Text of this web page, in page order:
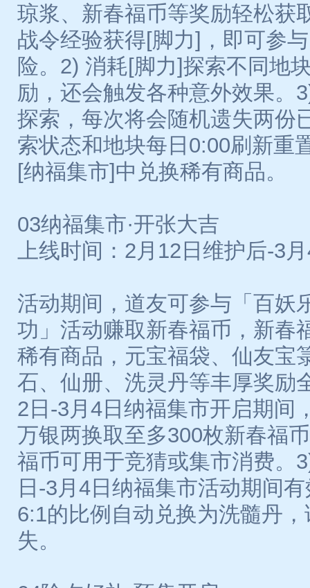
琼浆、新春福币等奖励轻松获
战令经验获得[脚力]，即可参
险。2) 消耗[脚力]探索不同地
励，还会触发各种意外效果。
探索，每次将会随机遗失两份
索状态和地块每日0:00刷新重
[纳福集市]中兑换稀有商品。
03纳福集市·开张大吉
上线时间：2月12日维护后-3
活动期间，道友可参与「百妖
功」活动赚取新春福币，新春
稀有商品，元宝福袋、仙友宝
石、仙册、洗灵丹等丰厚奖励
2日-3月4日纳福集市开启期间
万银两换取至多300枚新春福
福币可用于竞猜或集市消费。
日-3月4日纳福集市活动期间
6:1的比例自动兑换为洗髓丹
失。